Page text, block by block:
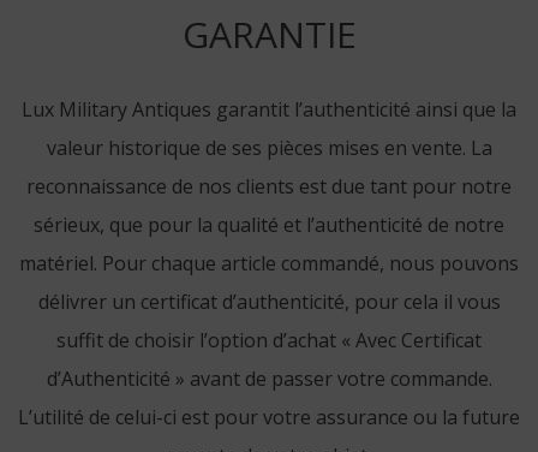
GARANTIE
Lux Military Antiques garantit l’authenticité ainsi que la
valeur historique de ses pièces mises en vente. La
reconnaissance de nos clients est due tant pour notre
sérieux, que pour la qualité et l’authenticité de notre
matériel. Pour chaque article commandé, nous pouvons
délivrer un certificat d’authenticité, pour cela il vous
suffit de choisir l’option d’achat « Avec Certificat
d’Authenticité » avant de passer votre commande.
L’utilité de celui-ci est pour votre assurance ou la future